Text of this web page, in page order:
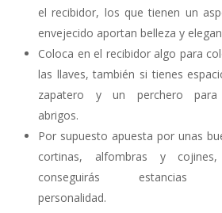
el recibidor, los que tienen un
envejecido aportan belleza y
Coloca en el recibidor algo para
las llaves, también si tienes
zapatero y un perchero
abrigos.
Por supuesto apuesta por unas
cortinas, alfombras y
conseguirás estancias
personalidad.